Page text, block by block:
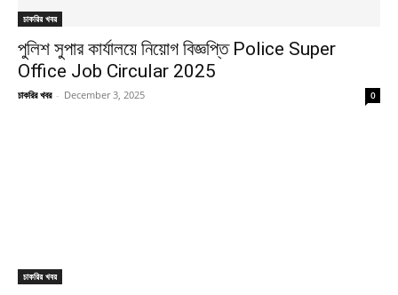
চাকরির খবর
পুলিশ সুপার কার্যালয়ে নিয়োগ বিজ্ঞপ্তি Police Super
Office Job Circular 2025
চাকরির খবর - December 3, 2025 0
চাকরির খবর